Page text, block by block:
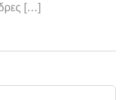
[…]